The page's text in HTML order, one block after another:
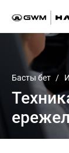
Басты бет /